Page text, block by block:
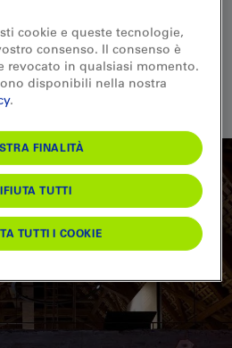
LOCALITÀ
APPLICARE
Emmental e Alta Argovia
APPLICARE
Famiglia 0 Visite guidate 0
Divertimento 0 Gruppi & scuole 0
cookie e queste tecnologie,
consenso. Il consenso è
revocato in qualsiasi momento.
disponibili nella nostra
.
FINALITÀ
TUTTI
TUTTI I COOKIE